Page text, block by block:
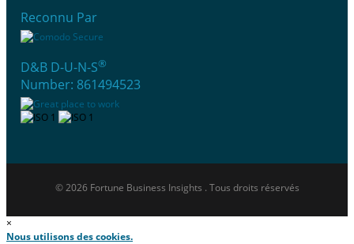
Reconnu Par
D&B D-U-N-S®
Number: 861494523
© 2026 Fortune Business Insights . Tous droits réservés
×
Nous utilisons des cookies.